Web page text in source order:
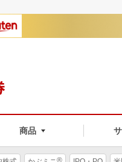
商品
®